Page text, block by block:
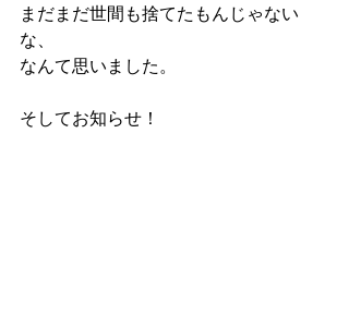
まだまだ世間も捨てたもんじゃない
な、
なんて思いました。
そしてお知らせ！